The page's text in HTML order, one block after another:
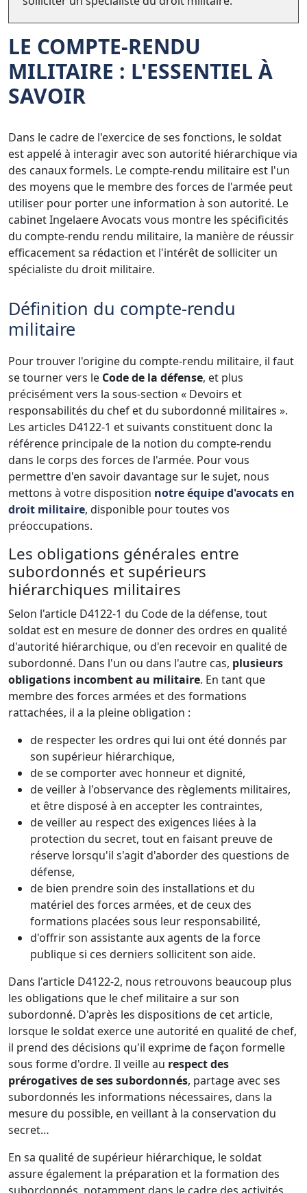
LE COMPTE-RENDU
MILITAIRE : L'ESSENTIEL À
SAVOIR
Dans le cadre de l'exercice de ses fonctions, le soldat
est appelé à interagir avec son autorité hiérarchique via
des canaux formels. Le compte-rendu militaire est l'un
des moyens que le membre des forces de l'armée peut
utiliser pour porter une information à son autorité. Le
cabinet Ingelaere Avocats vous montre les spécificités
du compte-rendu rendu militaire, la manière de réussir
efficacement sa rédaction et l'intérêt de solliciter un
spécialiste du droit militaire.
Définition du compte-rendu
militaire
Pour trouver l'origine du compte-rendu militaire, il faut
se tourner vers le Code de la défense, et plus
précisément vers la sous-section « Devoirs et
responsabilités du chef et du subordonné militaires ».
Les articles D4122-1 et suivants constituent donc la
référence principale de la notion du compte-rendu
dans le corps des forces de l'armée. Pour vous
permettre d'en savoir davantage sur le sujet, nous
mettons à votre disposition notre équipe d'avocats en
droit militaire, disponible pour toutes vos
préoccupations.
Les obligations générales entre
subordonnés et supérieurs
hiérarchiques militaires
Selon l'article D4122-1 du Code de la défense, tout
soldat est en mesure de donner des ordres en qualité
d'autorité hiérarchique, ou d'en recevoir en qualité de
subordonné. Dans l'un ou dans l'autre cas, plusieurs
obligations incombent au militaire. En tant que
membre des forces armées et des formations
rattachées, il a la pleine obligation :
de respecter les ordres qui lui ont été donnés par
son supérieur hiérarchique,
de se comporter avec honneur et dignité,
de veiller à l'observance des règlements militaires,
et être disposé à en accepter les contraintes,
de veiller au respect des exigences liées à la
protection du secret, tout en faisant preuve de
réserve lorsqu'il s'agit d'aborder des questions de
défense,
de bien prendre soin des installations et du
matériel des forces armées, et de ceux des
formations placées sous leur responsabilité,
d'offrir son assistante aux agents de la force
publique si ces derniers sollicitent son aide.
Dans l'article D4122-2, nous retrouvons beaucoup plus
les obligations que le chef militaire a sur son
subordonné. D'après les dispositions de cet article,
lorsque le soldat exerce une autorité en qualité de chef,
il prend des décisions qu'il exprime de façon formelle
sous forme d'ordre. Il veille au respect des
prérogatives de ses subordonnés, partage avec ses
subordonnés les informations nécessaires, dans la
mesure du possible, en veillant à la conservation du
secret…
En sa qualité de supérieur hiérarchique, le soldat
assure également la préparation et la formation des
subordonnés, notamment dans le cadre des activités